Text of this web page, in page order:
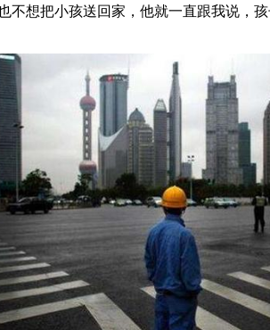
不想把小孩送回家，他就一直跟我说，